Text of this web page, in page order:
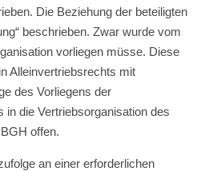
Die Beziehung der beteiligten
beschrieben. Zwar wurde vom
vorliegen müsse. Diese
Alleinvertriebsrechts mit
des Vorliegens der
die Vertriebsorganisation des
offen.
an einer erforderlichen